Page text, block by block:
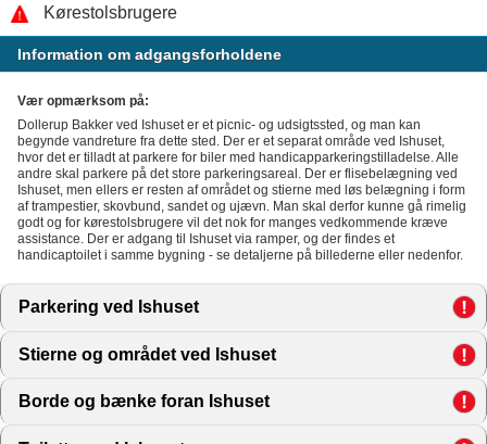
Kørestolsbrugere
Information om adgangsforholdene
Vær opmærksom på:
Dollerup Bakker ved Ishuset er et picnic- og udsigtssted, og man kan
begynde vandreture fra dette sted. Der er et separat område ved Ishuset,
hvor det er tilladt at parkere for biler med handicapparkeringstilladelse. Alle
andre skal parkere på det store parkeringsareal. Der er flisebelægning ved
Ishuset, men ellers er resten af området og stierne med løs belægning i form
af trampestier, skovbund, sandet og ujævn. Man skal derfor kunne gå rimelig
godt og for kørestolsbrugere vil det nok for manges vedkommende kræve
assistance. Der er adgang til Ishuset via ramper, og der findes et
handicaptoilet i samme bygning - se detaljerne på billederne eller nedenfor.
Parkering ved Ishuset
Stierne og området ved Ishuset click to expand contents
Borde og bænke foran Ishuset click to expand contents